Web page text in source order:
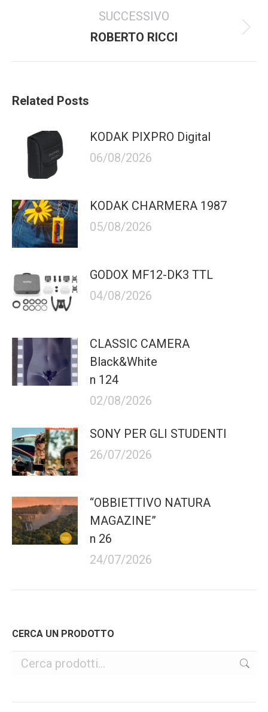
SUCCESSIVO
Prossimo
ROBERTO RICCI
Related Posts
KODAK PIXPRO Digital
06/08/2026
KODAK CHARMERA 1987
05/08/2026
GODOX MF12-DK3 TTL
04/08/2026
CLASSIC CAMERA
Black&White
n 124
02/08/2026
SONY PER GLI STUDENTI
26/07/2026
“OBBIETTIVO NATURA
MAGAZINE”
n 26
24/07/2026
CERCA UN PRODOTTO